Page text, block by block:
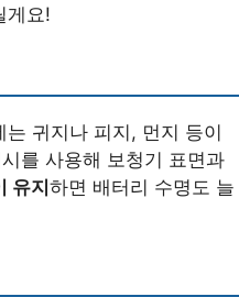
게요!
귀지나 피지, 먼지 등이
를 사용해 보청기 표면과
유지하면 배터리 수명도 늘